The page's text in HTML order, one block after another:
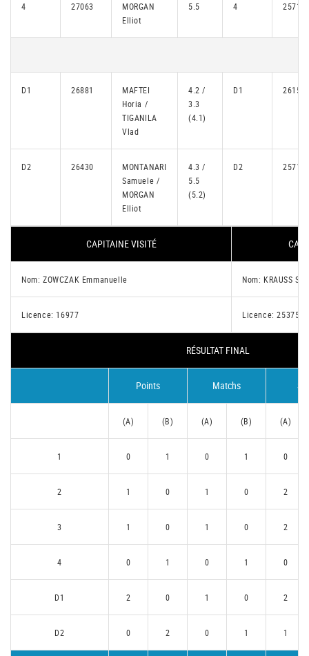
4 27063
MORGAN
Elliot
5.5 4 25710
D1 26881
MAFTEI
Horia /
TIGANILA
Vlad
4.2 /
3.3
(4.1)
D1 26150
D2 26430
MONTANARI
Samuele /
MORGAN
Elliot
4.3 /
5.5
(5.2)
D2 25710
CAPITAINE VISITÉ
Nom: ZOWCZAK Emmanuelle Nom: KRAUSS
Licence: 16977 Licence: 25375
RÉSULTAT FINAL
Points Matchs
(A) (B) (A) (B) (A)
1 0 1 0 1 0
2 1 0 1 0 2
3 1 0 1 0 2
4 0 1 0 1 0
D1 2 0 1 0 2
D2 0 2 0 1 1